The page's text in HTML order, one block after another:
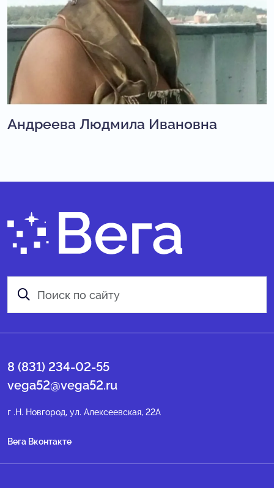
Андреева Людмила Ивановна
8 (831) 234-02-55
vega52@vega52.ru
г .Н. Новгород, ул. Алексеевская, 22А
Вега Вконтакте